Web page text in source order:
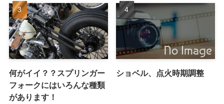
何がイイ？？スプリンガー
フォークにはいろんな種類
があります！
ショベル、点火時期調整